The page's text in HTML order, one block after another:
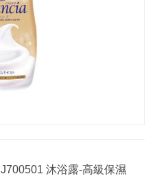
J700501 沐浴露-高級保濕